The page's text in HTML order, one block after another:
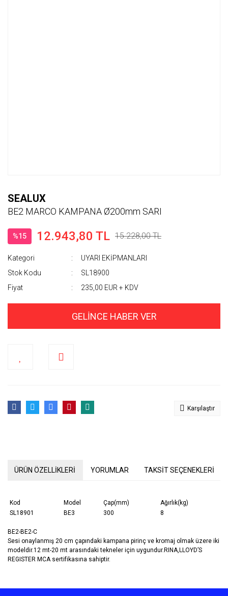
SEALUX
BE2 MARCO KAMPANA Ø200mm SARI
%15 12.943,80 TL 15.228,00 TL
Kategori
UYARI EKİPMANLARI
Stok Kodu
SL18900
Fiyat
235,00 EUR + KDV
GELİNCE HABER VER
Karşılaştır
ÜRÜN ÖZELLİKLERİ YORUMLAR TAKSİT SEÇENEKLERİ
Kod Model Çap(mm)
Ağırlık(kg)
SL18901
BE3 300 8
BE2-BE2-C
Sesi onaylanmış 20 cm çapındaki kampana pirinç ve kromaj olmak üzere iki
modeldir.12 mt-20 mt arasındaki tekneler için uygundur.RINA,LLOYD’S
REGISTER MCA sertifikasına sahiptir.